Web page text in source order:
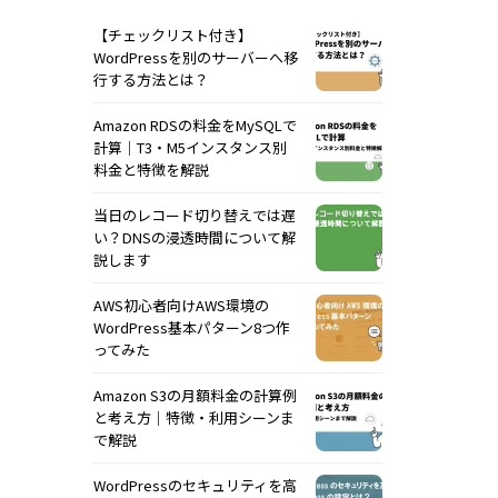
【チェックリスト付き】
WordPressを別のサーバーへ移
行する方法とは？
Amazon RDSの料金をMySQLで
計算｜T3・M5インスタンス別
料金と特徴を解説
当日のレコード切り替えでは遅
い？DNSの浸透時間について解
説します
AWS初心者向けAWS環境の
WordPress基本パターン8つ作
ってみた
Amazon S3の月額料金の計算例
と考え方｜特徴・利用シーンま
で解説
WordPressのセキュリティを高